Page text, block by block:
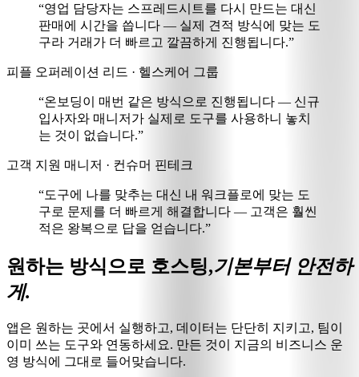
“영업 담당자는 스프레드시트를 다시 만드는 대신
판매에 시간을 씁니다 — 실제 견적 방식에 맞는 도
구라 거래가 더 빠르고 깔끔하게 진행됩니다.”
피플 오퍼레이션 리드 · 헬스케어 그룹
“온보딩이 매번 같은 방식으로 진행됩니다 — 신규
입사자와 매니저가 실제로 도구를 사용하니 놓치
는 것이 없습니다.”
고객 지원 매니저 · 컨슈머 핀테크
“도구에 나를 맞추는 대신 내 워크플로에 맞는 도
구 로 문제를 더 빠르게 해결합니다 — 고객은 훨씬
적은 왕복으로 답을 얻습니다.”
원하는 방식으로 호스팅,기본부터 안전하
게.
앱은 원하는 곳에서 실행하고, 데이터는 단단히 지키고, 팀이
이미 쓰는 도구와 연동하세요. 만든 것이 지금의 비즈니스 운
영 방식에 그대로 들어맞습니다.